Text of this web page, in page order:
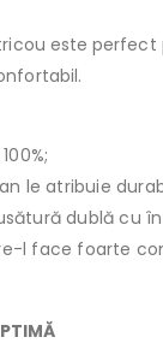
este
le atribuie
dublă cu
l face foarte